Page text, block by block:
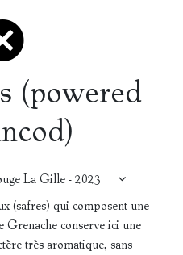
(powered
(safres) qui composent une
conserve ici une
très aromatique, sans